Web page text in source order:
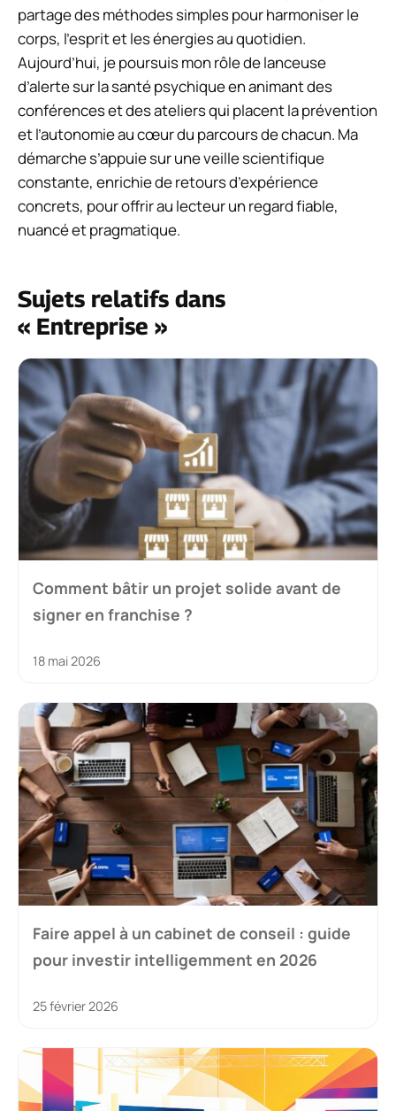
partage des méthodes simples pour harmoniser le
corps, l’esprit et les énergies au quotidien.
Aujourd’hui, je poursuis mon rôle de lanceuse
d’alerte sur la santé psychique en animant des
conférences et des ateliers qui placent la prévention
et l’autonomie au cœur du parcours de chacun. Ma
démarche s’appuie sur une veille scientifique
constante, enrichie de retours d’expérience
concrets, pour offrir au lecteur un regard fiable,
nuancé et pragmatique.
Sujets relatifs dans
« Entreprise »
Comment bâtir un projet solide avant de
signer en franchise ?
18 mai 2026
Faire appel à un cabinet de conseil : guide
pour investir intelligemment en 2026
25 février 2026